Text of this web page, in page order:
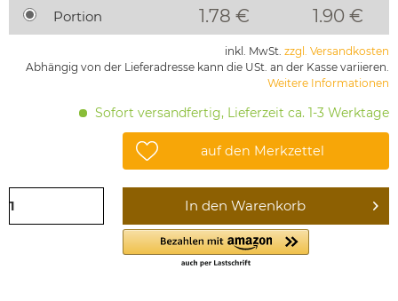
Portion 1.78 € 1.90 €
inkl. MwSt. zzgl. Versandkosten
Abhängig von der Lieferadresse kann die USt. an der Kasse variieren.
Weitere Informationen
Sofort versandfertig, Lieferzeit ca. 1-3 Werktage
auf den Merkzettel
In den Warenkorb